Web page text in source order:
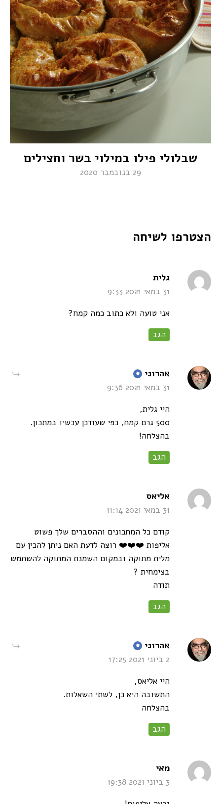
שבלולי פילו במילוי בשר וחצילים
29 בנובמבר 2020
הצטרפו לשיחה
גליתsays:
31 במאי 2021 9:33
אני טועה ולא כתוב כמה קמח?
הגב
אהרוני says:
31 במאי 2021 9:36
היי גלית,
500 גרם קמח, כפי שעודכן עכשיו במתכון.
בהצלחה!
הגב
אליאסsays:
31 במאי 2021 11:14
קודם כל המתכונים וההסברים שלך פשוט
אליפות ❤️❤️❤️ רוצה לדעת האם ניתן להכין עם
מלית מתוקה ובמקום השמנת המתוקה להשתמש
בצימחית ?
תודה
הגב
אהרוני says:
2 ביוני 2021 17:25
היי אליאס,
התשובה היא כן, לשתי השאלות.
בהצלחה
הגב
מאי
3 ביוני 2021 19:38